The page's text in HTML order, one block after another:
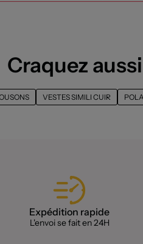
Craquez
VESTES SIMILI CUIR
Expédition rapide
L'envoi se fait en 24H